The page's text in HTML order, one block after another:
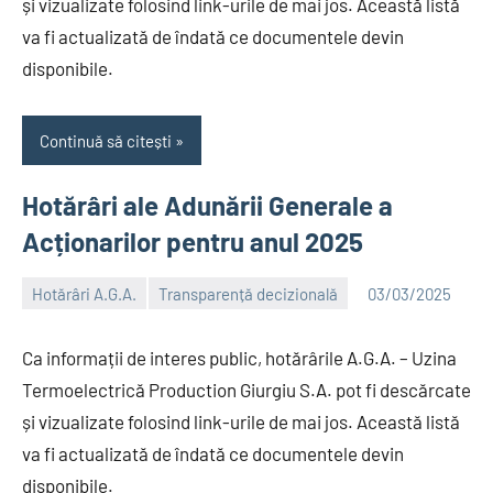
și vizualizate folosind link-urile de mai jos. Această listă
va fi actualizată de îndată ce documentele devin
disponibile.
Continuă să citești
Hotărâri ale Adunării Generale a
Acționarilor pentru anul 2025
Hotărâri A.G.A. Transparență decizională 03/03/2025
Ca informații de interes public, hotărârile A.G.A. – Uzina
Termoelectrică Production Giurgiu S.A. pot fi descărcate
și vizualizate folosind link-urile de mai jos. Această listă
va fi actualizată de îndată ce documentele devin
disponibile.